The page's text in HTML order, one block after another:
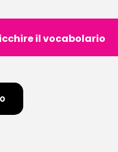
il vocabolario